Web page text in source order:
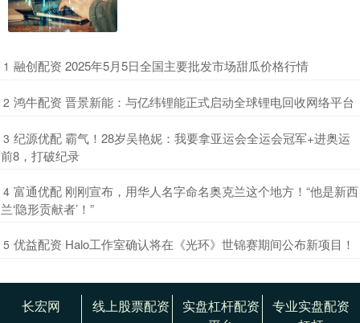
1 ​融创配资 2025年5月5日全国主要批发市场甜瓜价格行情
2 ​鸿牛配资 晋景新能：与亿纬锂能正式启动全球锂电回收网络平台
3 ​纪源优配 霸气！28岁吴艳妮：我要拿亚运会全运会冠军+进奥运
前8，打破纪录
4 ​富通优配 刚刚宣布，用华人名字命名奥克兰这个地方！“他是新西
兰‘隐形贡献者’！”
5 ​优益配资 Halo工作室确认将在《光环》世锦赛期间公布新项目！
长宏网 线上股票配资
实盘杠杆配资
专业实盘配资